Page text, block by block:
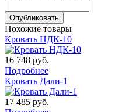
Похожие товары
Кровать НДК-10
16 748 руб.
Подробнее
Кровать Дали-1
17 485 руб.